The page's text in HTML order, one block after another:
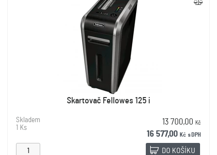
Skartovač Fellowes 125 i
Skladem
1 Ks
13 700,00 Kč
16 577,00 Kč s DPH
DO KOŠÍKU